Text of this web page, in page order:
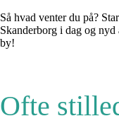
Så hvad venter du på?
Skanderborg i dag og
by!
Ofte